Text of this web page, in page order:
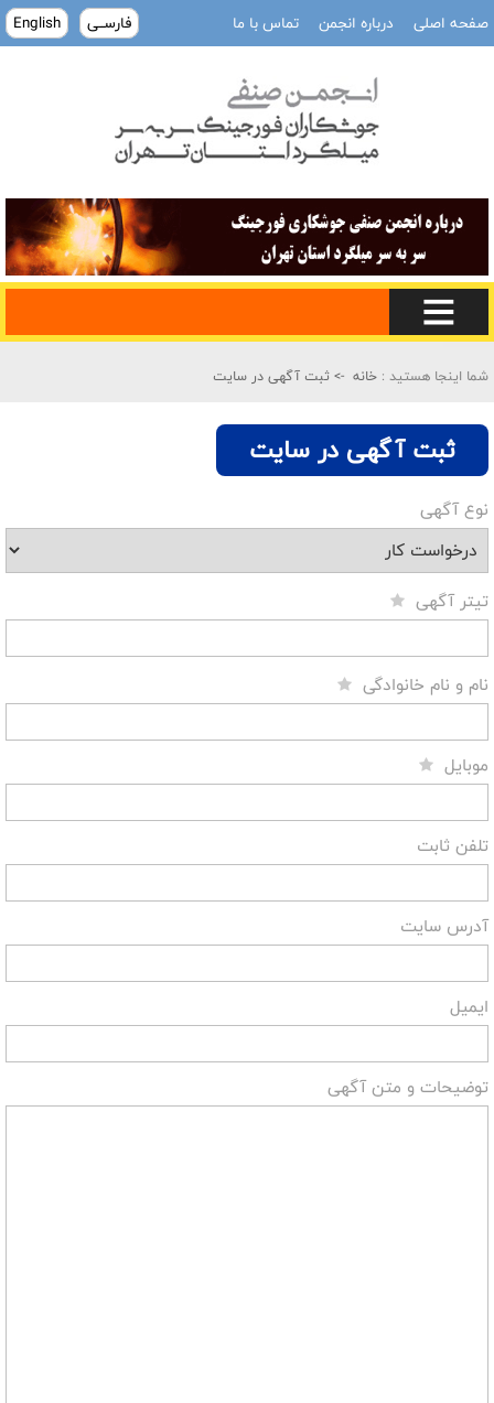
صفحه اصلی درباره انجمن تماس با ما فارســی English
شما اینجا هستید : خانه -> ثبت آگهی در سایت
ثبت آگهی در سایت
نوع آگهی
تیتر آگهی
نام و نام خانوادگی
موبایل
تلفن ثابت
آدرس سایت
ایمیل
توضیحات و متن آگهی